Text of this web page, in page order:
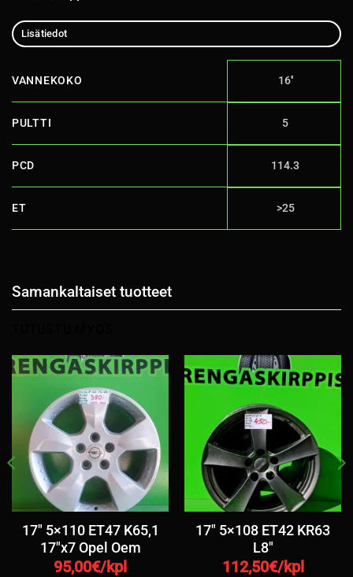
Lisätiedot
VANNEKOKO 16''
PULTTI 5
PCD 114.3
ET >25
Samankaltaiset tuotteet
17″ 5×110 ET47 K65,1
17″x7 Opel Oem
95,00€/kpl
17″ 5×108 ET42 KR63
L8″
112,50€/kpl